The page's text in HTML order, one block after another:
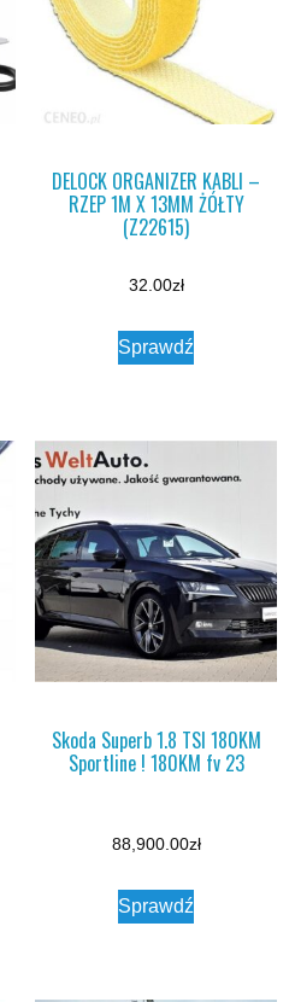
DELOCK ORGANIZER KABLI –
RZEP 1M X 13MM ŻÓŁTY
(Z22615)
32.00zł
Sprawdź
Skoda Superb 1.8 TSI 180KM
Sportline ! 180KM fv 23
88,900.00zł
Sprawdź